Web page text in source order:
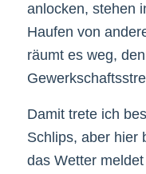
anlocken, stehen
Haufen von
räumt es weg,
Damit trete ich
Schlips, aber hier
das Wetter